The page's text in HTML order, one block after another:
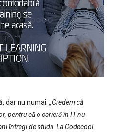
dar nu numai. „Credem că
pentru că o carieră în IT nu
întregi de studii. La Codecool